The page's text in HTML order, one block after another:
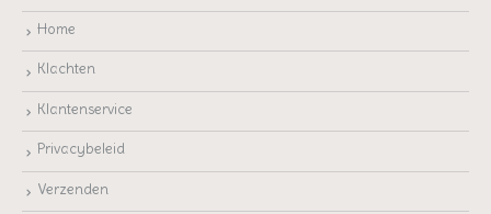
Home
Klachten
Klantenservice
Privacybeleid
Verzenden